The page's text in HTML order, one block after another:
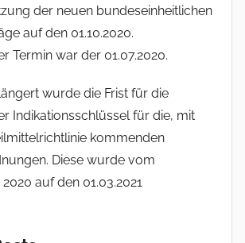
der neuen bundeseinheitlichen
auf den 01.10.2020.
Termin war der 01.07.2020.
wurde die Frist für die
Indikationsschlüssel für die, mit
kommenden
Diese wurde vom
auf den 01.03.2021